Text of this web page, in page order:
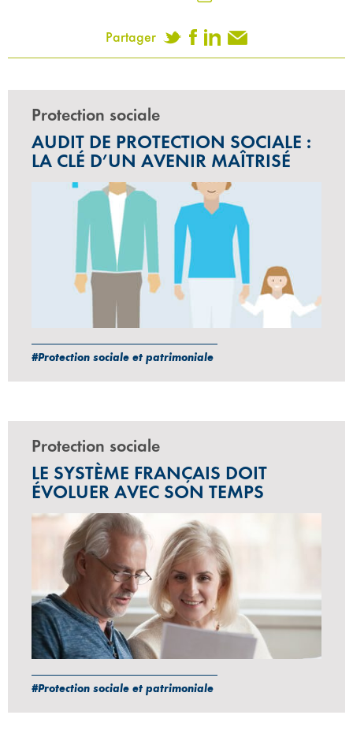
Partager
Protection sociale
AUDIT DE PROTECTION SOCIALE :
LA CLÉ D’UN AVENIR MAÎTRISÉ
#Protection sociale et patrimoniale
Protection sociale
LE SYSTÈME FRANÇAIS DOIT
ÉVOLUER AVEC SON TEMPS
#Protection sociale et patrimoniale